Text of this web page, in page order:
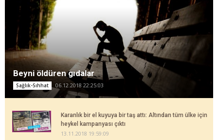
Beyni öldüren gıdalar
Sağlık-Sıhhat 06.12.2018 22:25:03
Karanlık bir el kuyuya bir taş attı: Altından tüm ülke için
heykel kampanyası çıktı
13.11.2018 19:59:09